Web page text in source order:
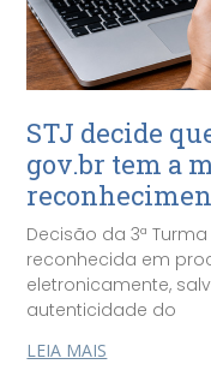
STJ decide
gov.br tem a
Decisão da 3ª
reconhecida em
eletronicamente,
autenticidade do
LEIA MAIS